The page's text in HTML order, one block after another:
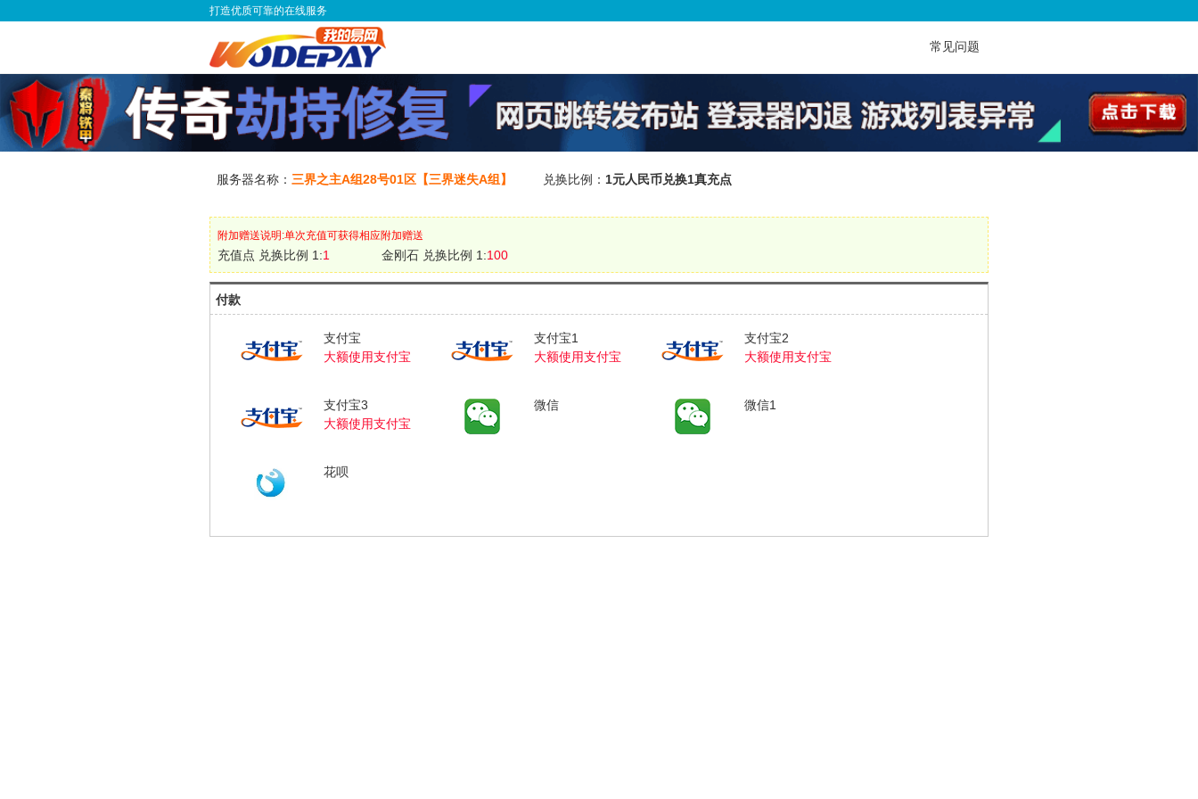
打造优质可靠的在线服务
常见问题
服务器名称： 三界之主A组28号01区【三界迷失A组】 兑换比例： 1元人民币兑换1真充点
附加赠送说明:单次充值可获得相应附加赠送
充值点 兑换比例 1:1 金刚石 兑换比例 1:100
付款
支付宝
大额使用支付宝
支付宝1
大额使用支付宝
支付宝2
大额使用支付宝
支付宝3
大额使用支付宝
微信 微信1
花呗